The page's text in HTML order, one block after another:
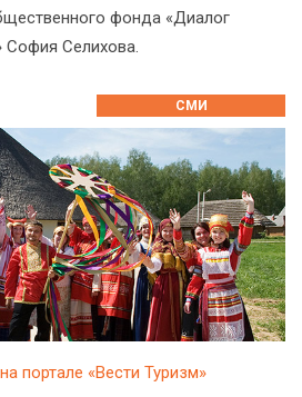
фонда «Диалог
Селихова.
СМИ
портале «Вести Туризм»